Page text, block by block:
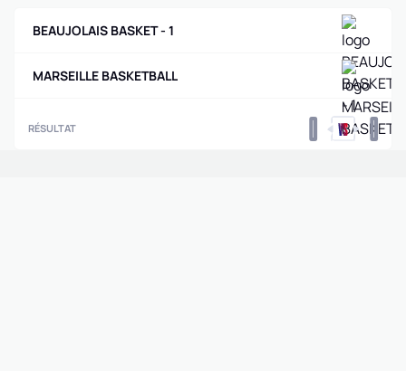
BEAUJOLAIS BASKET - 1
MARSEILLE BASKETBALL
RÉSULTAT 0 0